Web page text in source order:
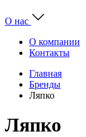
О нас
О компании
Контакты
Главная
Бренды
Ляпко
Ляпко